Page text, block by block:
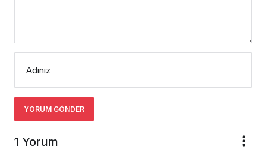
Adınız
YORUM GÖNDER
1 Yorum